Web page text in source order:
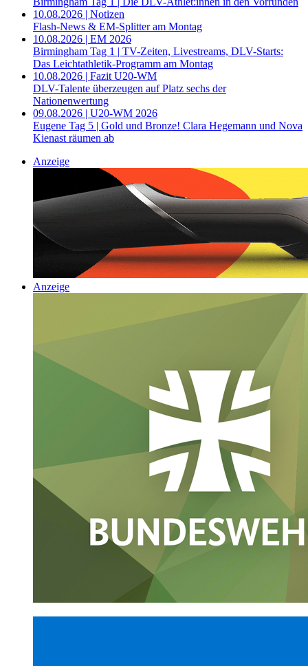
10.08.2026 | Notizen
Flash-News & EM-Splitter am Montag
10.08.2026 | EM 2026
Birmingham Tag 1 | TV-Zeiten, Livestreams, DLV-Starts:
Das Leichtathletik-Programm am Montag
10.08.2026 | Fazit U20-WM
DLV-Talente überzeugen auf Platz sechs der
Nationenwertung
09.08.2026 | U20-WM 2026
Eugene Tag 5 | Gold und Bronze! Clara Hegemann und Nova
Kienast räumen ab
Anzeige
Anzeige